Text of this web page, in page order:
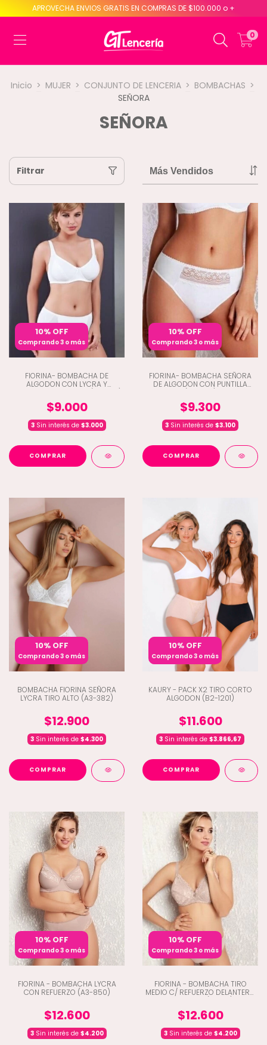
APROVECHA ENVIOS GRATIS EN COMPRAS DE $100.000 o +
0
Inicio > MUJER > CONJUNTO DE LENCERIA > BOMBACHAS >
SEÑORA
SEÑORA
Filtrar
10% OFF
Comprando 3 o más
FIORINA- BOMBACHA DE
ALGODON CON LYCRA Y
$9.000
3Sin interés de $3.000
COMPRAR
10% OFF
Comprando 3 o más
FIORINA- BOMBACHA SEÑORA
DE ALGODON CON PUNTILLA
$9.300
3 Sin interés de $3.100
COMPRAR
10% OFF
Comprando 3 o más
BOMBACHA FIORINA SEÑORA
LYCRA TIRO ALTO (A3-382)
$12.900
3 Sin interés de $4.300
COMPRAR
10% OFF
Comprando 3 o más
KAURY - PACK X2 TIRO CORTO
ALGODON (B2-1201)
$11.600
3 Sin interés de $3.866,67
COMPRAR
10% OFF
Comprando 3 o más
FIORINA - BOMBACHA LYCRA
CON REFUERZO (A3-850)
$12.600
3Sin interés de $4.200
10% OFF
Comprando 3 o más
FIORINA - BOMBACHA TIRO
MEDIO C/ REFUERZO DELANTERO
$12.600
3Sin interés de $4.200